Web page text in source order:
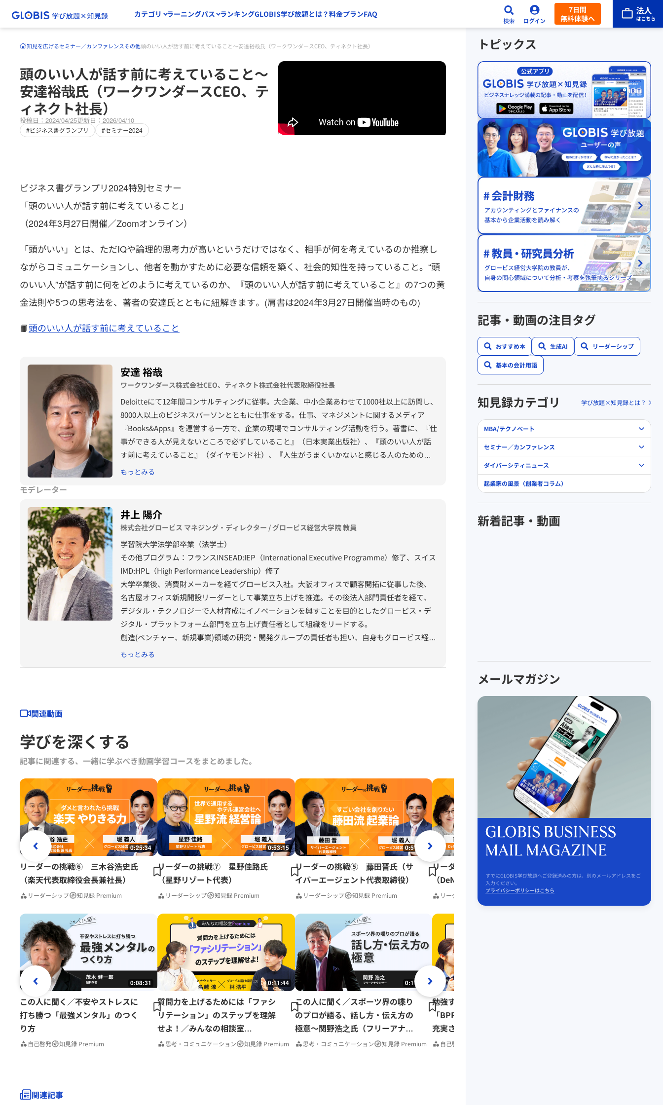
カテゴリ ラーニングパス ランキングGLOBIS学び放題とは？料金プランFAQ
7日間
無料体験へ
知見を広げるセミナー／カンファレンスその他頭のいい人が話す前に考えていること〜安達裕哉氏（ワークワンダースCEO、ティネクト社長）
頭のいい人が話す前に考えていること〜
安達裕哉氏（ワークワンダースCEO、テ
ィネクト社長）
投稿日：2024/04/25更新日：2026/04/10
#ビジネス書グランプリ #セミナー2024
ビジネス書グランプリ2024特別セミナー
「頭のいい人が話す前に考えていること」
（2024年3月27日開催／Zoomオンライン）
「頭がいい」とは、ただIQや論理的思考力が高いというだけではなく、相手が何を考えているのか推察し
ながらコミュニケーションし、他者を動かすために必要な信頼を築く、社会的知性を持っていること。“頭
のいい人”が話す前に何をどのように考えているのか、『頭のいい人が話す前に考えていること』の7つの黄
金法則や5つの思考法を、著者の安達氏とともに紐解きます。(肩書は2024年3月27日開催当時のもの)
📙頭のいい人が話す前に考えていること
安達 裕哉
ワークワンダース株式会社CEO、ティネクト株式会社代表取締役社長
Deloitteにて12年間コンサルティングに従事。大企業、中小企業あわせて1000社以上に訪問し、
8000人以上のビジネスパーソンとともに仕事をする。仕事、マネジメントに関するメディア
『Books&Apps』を運営する一方で、企業の現場でコンサルティング活動を行う。著書に、『仕
事ができる人が見えないところで必ずしていること』（日本実業出版社）、『頭のいい人が話
す前に考えていること』（ダイヤモンド社）、『人生がうまくいかないと感じる人のための超
アウトプット入門』（河出書房新社）、『すぐ「決めつける」バカ、まず「受けとめる」知的
もっとみる
モデレーター
井上 陽介
株式会社グロービス マネジング・ディレクター / グロービス経営大学院 教員
学習院大学法学部卒業（法学士）
その他プログラム：フランスINSEAD:IEP（International Executive Programme）修了、スイス
IMD:HPL（High Performance Leadership）修了
大学卒業後、消費財メーカーを経てグロービス入社。大阪オフィスで顧客開拓に従事した後、
名古屋オフィス新規開設リーダーとして事業立ち上げを推進。その後法人部門責任者を経て、
デジタル・テクノロジーで人材育成にイノベーションを興すことを目的としたグロービス・デ
ジタル・プラットフォーム部門を立ち上げ責任者として組織をリードする。
創造(ベンチャー、新規事業)領域の研究・開発グループの責任者も担い、自身もグロービス経営
大学院や企業研修において「クリエイティビティ」「イノベーション」等のプログラムの講師
もっとみる
関連動画
学びを深くする
記事に関連する、一緒に学ぶべき動画学習コースをまとめました｡
0:25:34
リーダーの挑戦⑥ 三木谷浩史氏
（楽天代表取締役会長兼社長）
リーダーシップ 知見録 Premium
0:53:15
リーダーの挑戦⑦ 星野佳路氏
（星野リゾート代表）
リーダーシップ 知見録 Premium
0:51:41
リーダーの挑戦⑤ 藤田晋氏（サ
イバーエージェント代表取締役）
リーダーシップ 知見録 Premium
0:51:41
リーダーの挑戦⑨ 南場智子氏
（DeNA会長）
リーダーシップ 知見録 Premium
（多摩大学大学院名誉教
0:08:31
この人に聞く／不安やストレスに
打ち勝つ「最強メンタル」のつく
り方
自己啓発 知見録 Premium
0:11:44
質問力を上げるためには「ファシ
リテーション」のステップを理解
せよ！／みんなの相談室
Premium
思考・コミュニケーション 知見録 Premium
0:17:37
この人に聞く／スポーツ界の喋り
のプロが語る、話し方・伝え方の
極意～関野浩之氏（フリーアナウ
ンサー）
思考・コミュニケーション 知見録 Premium
勉強する習慣をつけたい人は
「BPR」で仕事もプライベートも
充実させよう／みんなの相談室
Premium
自己啓発
関連記事
トピックス
記事・動画の注目タグ
おすすめ本 生成AI リーダーシップ
基本の会計用語
知見録カテゴリ 学び放題×知見録とは？
MBA/テクノベート
セミナー／カンファレンス
ダイバーシティニュース
起業家の風景（創業者コラム）
新着記事・動画
メールマガジン
すでにGLOBIS学び放題へご登録済みの方は、別のメールアドレスをご
入力ください。
プライバシーポリシーはこちら